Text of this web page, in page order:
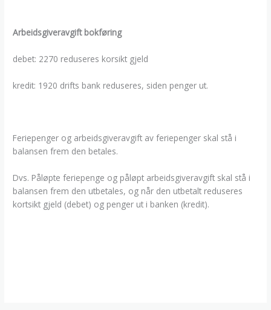
Arbeidsgiveravgift bokføring
debet: 2270 reduseres korsikt gjeld
kredit: 1920 drifts bank reduseres, siden penger ut.
Feriepenger og arbeidsgiveravgift av feriepenger skal stå i
balansen frem den betales.
Dvs. Påløpte feriepenge og påløpt arbeidsgiveravgift skal stå i
balansen frem den utbetales, og når den utbetalt reduseres
kortsikt gjeld (debet) og penger ut i banken (kredit).